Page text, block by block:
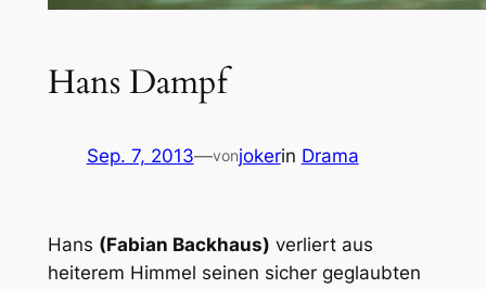
Hans Dampf
Sep. 7, 2013—vonjokerin Drama
Hans (Fabian Backhaus) verliert aus
heiterem Himmel seinen sicher geglaubten